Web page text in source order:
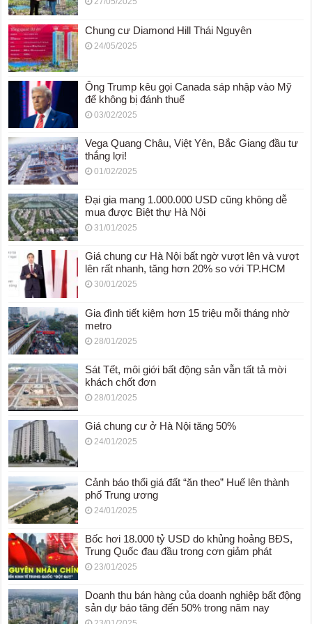
Chung cư Diamond Hill Thái Nguyên
24/05/2025
Ông Trump kêu gọi Canada sáp nhập vào Mỹ
để không bị đánh thuế
03/02/2025
Vega Quang Châu, Việt Yên, Bắc Giang đầu tư
thắng lợi!
01/02/2025
Đại gia mang 1.000.000 USD cũng không dễ
mua được Biệt thự Hà Nội
31/01/2025
Giá chung cư Hà Nội bất ngờ vượt lên và vượt
lên rất nhanh, tăng hơn 20% so với TP.HCM
30/01/2025
Gia đình tiết kiệm hơn 15 triệu mỗi tháng nhờ
metro
28/01/2025
Sát Tết, môi giới bất động sản vẫn tất tả mời
khách chốt đơn
28/01/2025
Giá chung cư ở Hà Nội tăng 50%
24/01/2025
Cảnh báo thổi giá đất “ăn theo” Huế lên thành
phố Trung ương
24/01/2025
Bốc hơi 18.000 tỷ USD do khủng hoảng BĐS,
Trung Quốc đau đầu trong cơn giảm phát
23/01/2025
Doanh thu bán hàng của doanh nghiệp bất động
sản dự báo tăng đến 50% trong năm nay